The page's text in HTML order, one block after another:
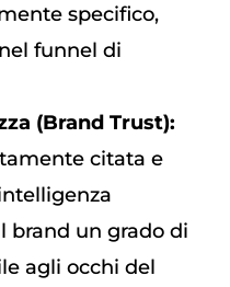
specifico,
funnel di
(Brand Trust):
citata e
brand un grado di
agli occhi del